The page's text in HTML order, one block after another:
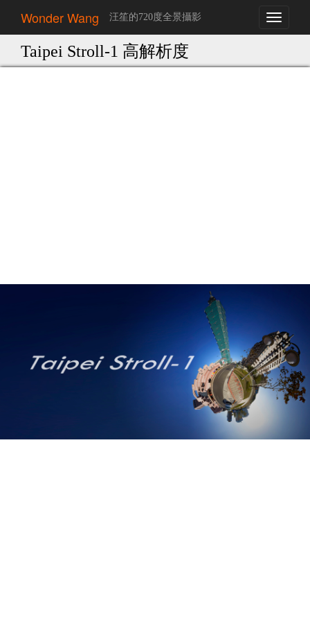
Toggle
Wonder Wang 汪笙的720度全景攝影
Taipei Stroll-1 高解析度